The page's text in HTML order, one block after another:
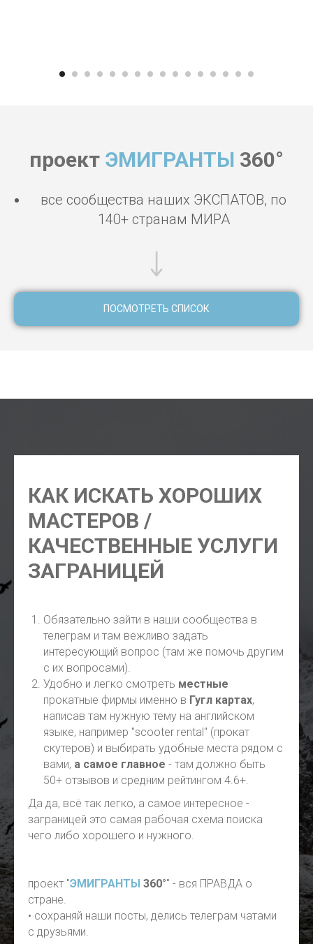
проект ЭМИГРАНТЫ 360°
все сообщества наших ЭКСПАТОВ, по
140+ странам МИРА
ПОСМОТРЕТЬ СПИСОК
КАК ИСКАТЬ ХОРОШИХ
МАСТЕРОВ /
КАЧЕСТВЕННЫЕ УСЛУГИ
ЗАГРАНИЦЕЙ
Обязательно зайти в наши сообщества в
телеграм и там вежливо задать
интересующий вопрос (там же помочь другим
с их вопросами).
Удобно и легко смотреть местные
прокатные фирмы именно в Гугл картах,
написав там нужную тему на английском
языке, например "scooter rental" (прокат
скутеров) и выбирать удобные места рядом с
вами, а самое главное - там должно быть
50+ отзывов и средним рейтингом 4.6+.
Да да, всё так легко, а самое интересное -
заграницей это самая рабочая схема поиска
чего либо хорошего и нужного.
проект "ЭМИГРАНТЫ 360°" - вся ПРАВДА о
стране.
• сохраняй наши посты, делись телеграм чатами
с друзьями.